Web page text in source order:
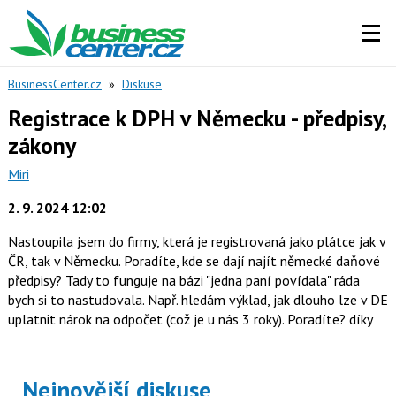
BusinessCenter.cz » Diskuse
Registrace k DPH v Německu - předpisy,
zákony
Miri
2. 9. 2024 12:02
Nastoupila jsem do firmy, která je registrovaná jako plátce jak v
ČR, tak v Německu. Poradíte, kde se dají najít německé daňové
předpisy? Tady to funguje na bázi "jedna paní povídala" ráda
bych si to nastudovala. Např. hledám výklad, jak dlouho lze v DE
uplatnit nárok na odpočet (což je u nás 3 roky). Poradíte? díky
Nejnovější diskuse